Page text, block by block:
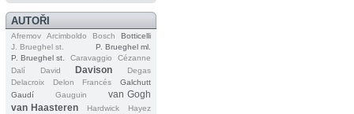
AUTOŘI
Afremov Arcimboldo Bosch
Botticelli
J. Brueghel st.
P. Brueghel ml.
P. Brueghel st.
Caravaggio
Cézanne
Dalí
David Davison
Degas
Delacroix
Delon Francés
Galchutt
Gaudí
Gauguin
van Gogh
van Haasteren
Hardwick
Hayez